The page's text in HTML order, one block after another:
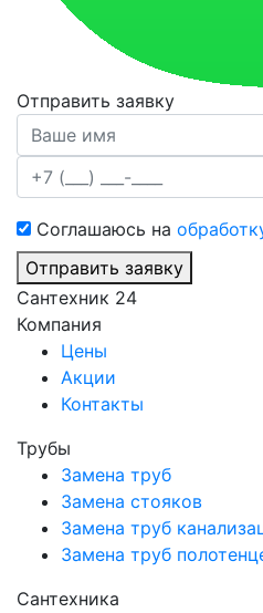
Отправить заявку
Соглашаюсь на
Отправить заявку
Сантехник 24
Компания
Цены
Акции
Контакты
Трубы
Замена труб
Замена стояков
Замена труб
Замена труб
Сантехника